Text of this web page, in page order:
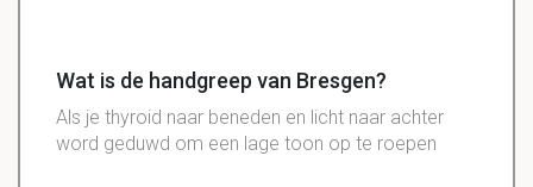
Wat is de handgreep van Bresgen?
Als je thyroid naar beneden en licht naar achter
word geduwd om een lage toon op te roepen